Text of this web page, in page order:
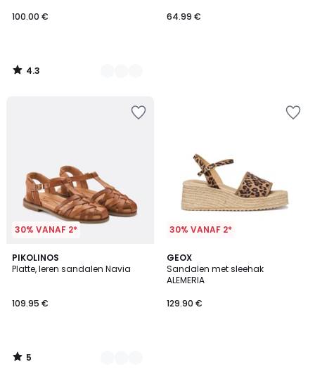
100.00 €
4.3
/
64.99 €
30% VANAF 2*
PIKOLINOS
Platte, leren sandalen Navia
109.95 €
5
/
2
Kleuren
5
/
30% VANAF 2*
GEOX
Sandalen met sleehak
ALEMERIA
129.90 €